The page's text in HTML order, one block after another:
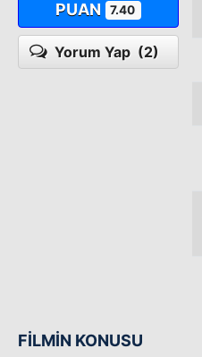
PUAN 7.40
Yorum Yap (2)
FİLMİN KONUSU